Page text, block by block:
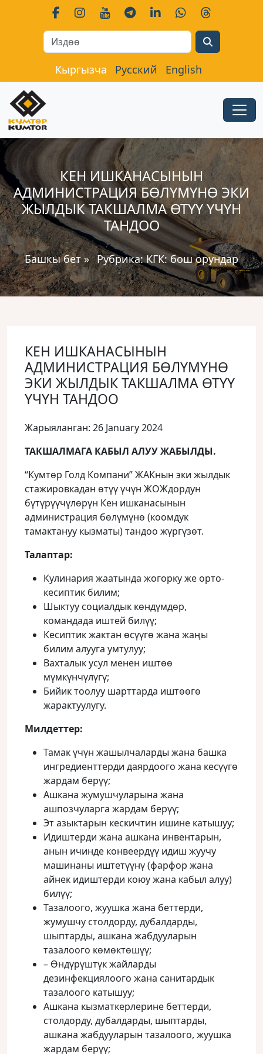
Кыргызча Русский English
КЕН ИШКАНАСЫНЫН
АДМИНИСТРАЦИЯ БӨЛҮМҮНӨ ЭКИ
ЖЫЛДЫК ТАКШАЛМА ӨТҮҮ ҮЧҮН
ТАНДОО
Башкы бет» Рубрика:КГК: бош орундар
КЕН ИШКАНАСЫНЫН
АДМИНИСТРАЦИЯ БӨЛҮМҮНӨ
ЭКИ ЖЫЛДЫК ТАКШАЛМА ӨТҮҮ
ҮЧҮН ТАНДОО
Жарыяланган: 26 January 2024
ТАКШАЛМАГА КАБЫЛ АЛУУ ЖАБЫЛДЫ.
“Кумтөр Голд Компани” ЖАКнын эки жылдык
стажировкадан өтүү үчүн ЖОЖдордун
бүтүрүүчүлөрүн Кен ишканасынын
администрация бөлүмүнө (коомдук
тамактануу кызматы) тандоо жүргүзөт.
Талаптар:
Кулинария жаатында жогорку же орто-
кесиптик билим;
Шыктуу социалдык көндүмдөр,
командада иштей билүү;
Кесиптик жактан өсүүгө жана жаңы
билим алууга умтулуу;
Вахталык усул менен иштөө
мүмкүнчүлүгү;
Бийик тоолуу шарттарда иштөөгө
жарактуулугу.
Милдеттер:
Тамак үчүн жашылчаларды жана башка
ингредиенттерди даярдоого жана кесүүгө
жардам берүү;
Ашкана жумушчуларына жана
ашпозчуларга жардам берүү;
Эт азыктарын кескичтин ишине катышуу;
Идиштерди жана ашкана инвентарын,
анын ичинде конвеердүү идиш жуучу
машинаны иштетүүнү (фарфор жана
айнек идиштерди коюу жана кабыл алуу)
билүү;
Тазалоого, жуушка жана беттерди,
жумушчу столдорду, дубалдарды,
шыптарды, ашкана жабдууларын
тазалоого көмөктөшүү;
– Өндүрүштүк жайларды
дезинфекциялоого жана санитардык
тазалоого катышуу;
Ашкана кызматкерлерине беттерди,
столдорду, дубалдарды, шыптарды,
ашкана жабдууларын тазалоого, жуушка
жардам берүү;